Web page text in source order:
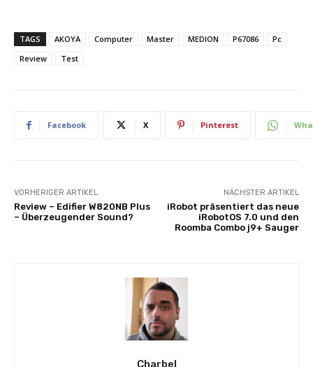
TAGS AKOYA Computer Master MEDION P67086
Pc
Review
Test
Facebook X Pinterest
VORHERIGER ARTIKEL
Review – Edifier W820NB Plus
– Überzeugender Sound?
NÄCHSTER ARTIKEL
iRobot präsentiert das neue
iRobotOS 7.0 und den
Roomba Combo j9+ Sauger
Charbel